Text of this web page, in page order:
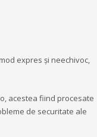
expres și neechivoc,
acestea fiind procesate
de securitate ale